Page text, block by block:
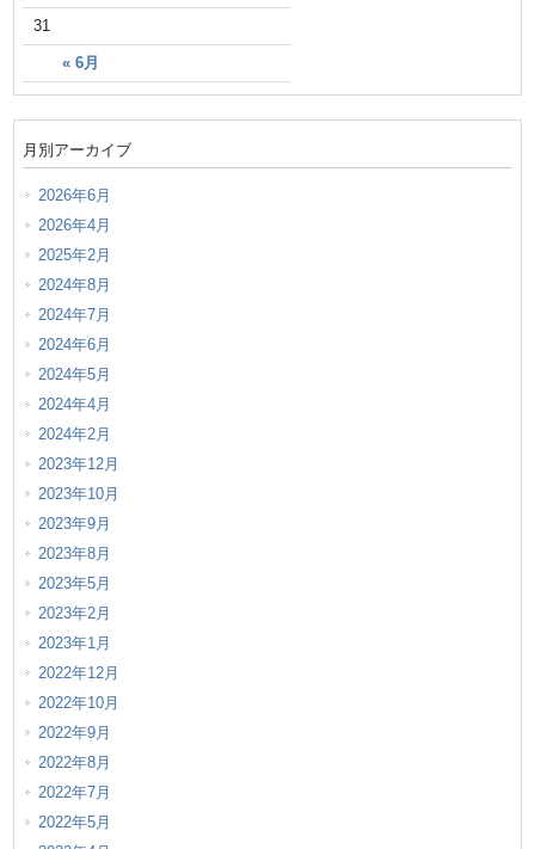
« 6月
31
月別アーカイブ
2026年6月
2026年4月
2025年2月
2024年8月
2024年7月
2024年6月
2024年5月
2024年4月
2024年2月
2023年12月
2023年10月
2023年9月
2023年8月
2023年5月
2023年2月
2023年1月
2022年12月
2022年10月
2022年9月
2022年8月
2022年7月
2022年5月